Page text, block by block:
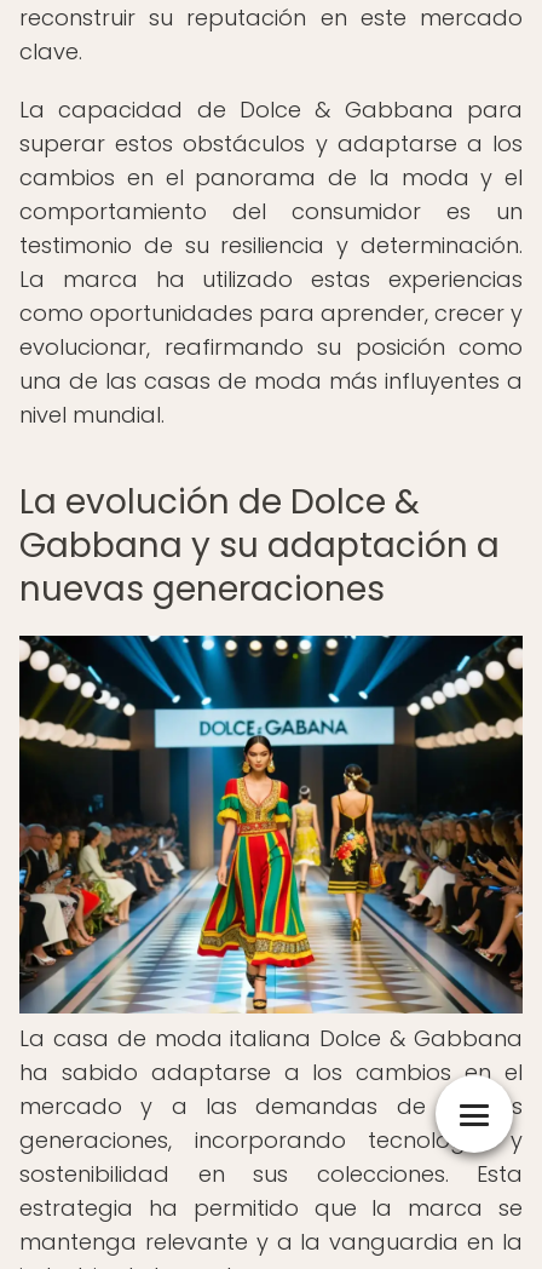
reconstruir su reputación en este mercado
clave.
La capacidad de Dolce & Gabbana para
superar estos obstáculos y adaptarse a los
cambios en el panorama de la moda y el
comportamiento del consumidor es un
testimonio de su resiliencia y determinación.
La marca ha utilizado estas experiencias
como oportunidades para aprender, crecer y
evolucionar, reafirmando su posición como
una de las casas de moda más influyentes a
nivel mundial.
La evolución de Dolce &
Gabbana y su adaptación a
nuevas generaciones
La casa de moda italiana Dolce & Gabbana
ha sabido adaptarse a los cambios en el
mercado y a las demandas de nuevas
generaciones, incorporando tecnología y
sostenibilidad en sus colecciones. Esta
estrategia ha permitido que la marca se
mantenga relevante y a la vanguardia en la